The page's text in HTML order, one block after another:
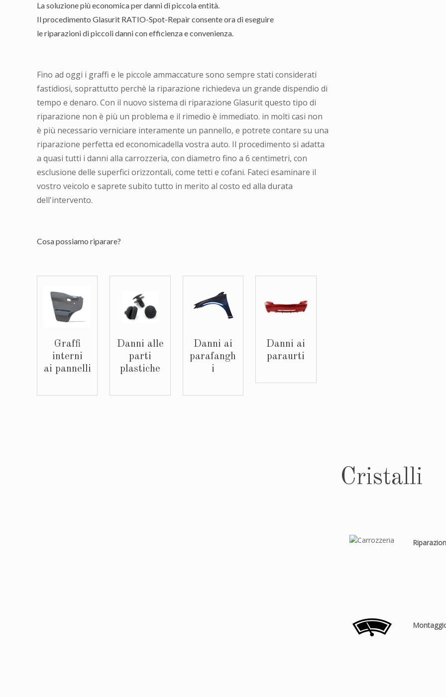
La soluzione più economica per danni di piccola entità.
Il procedimento Glasurit RATIO-Spot-Repair consente ora di eseguire
le riparazioni di piccoli danni con efficienza e convenienza.
Fino ad oggi i graffi e le piccole ammaccature sono sempre stati considerati
fastidiosi, soprattutto perchè la riparazione richiedeva un grande dispendio di
tempo e denaro. Con il nuovo sistema di riparazione Glasurit questo tipo di
riparazione non è più un problema e il rimedio è immediato. in molti casi non
è più necessario verniciare interamente un pannello, e potrete contare su una
riparazione perfetta ed economicadella vostra auto. Il procedimento si adatta
a quasi tutti i danni alla carrozzeria, con diametro fino a 6 centimetri, con
esclusione delle superfici orizzontali, come tetti e cofani. Fateci esaminare il
vostro veicolo e saprete subito tutto in merito al costo ed alla durata
dell'intervento.
Cosa possiamo riparare?
Graffi
interni
ai pannelli
Danni alle
parti
plastiche
Danni ai
parafangh
i
Danni ai
paraurti
Cristalli